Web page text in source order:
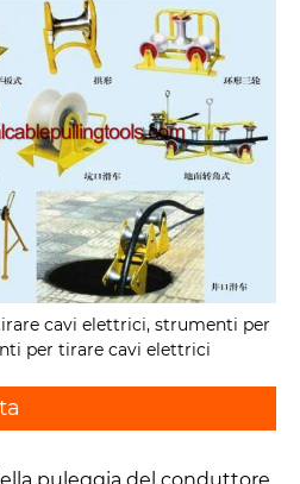
cavi elettrici, strumenti per
per tirare cavi elettrici